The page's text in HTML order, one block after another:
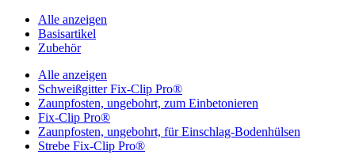
Alle anzeigen
Basisartikel
Zubehör
Alle anzeigen
Schweißgitter Fix-Clip Pro®
Zaunpfosten, ungebohrt, zum Einbetonieren
Fix-Clip Pro®
Zaunpfosten, ungebohrt, für Einschlag-Bodenhülsen
Strebe Fix-Clip Pro®